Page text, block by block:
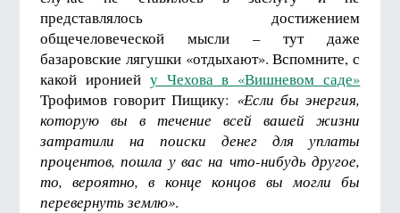
представлялось достижением
общечеловеческой мысли – тут даже
базаровские лягушки «отдыхают». Вспомните, с
какой иронией у Чехова в «Вишневом саде»
Трофимов говорит Пищику: «Если бы энергия,
которую вы в течение всей вашей жизни
затратили на поиски денег для уплаты
процентов, пошла у вас на что-нибудь другое,
то, вероятно, в конце концов вы могли бы
перевернуть землю».